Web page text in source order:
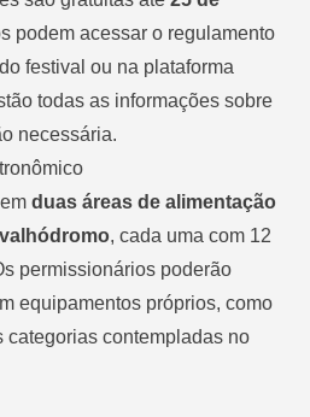
podem acessar o regulamento
festival ou na plataforma
todas as informações sobre
necessária.
duas áreas de alimentação
, cada uma com 12
permissionários poderão
equipamentos próprios, como
categorias contempladas no